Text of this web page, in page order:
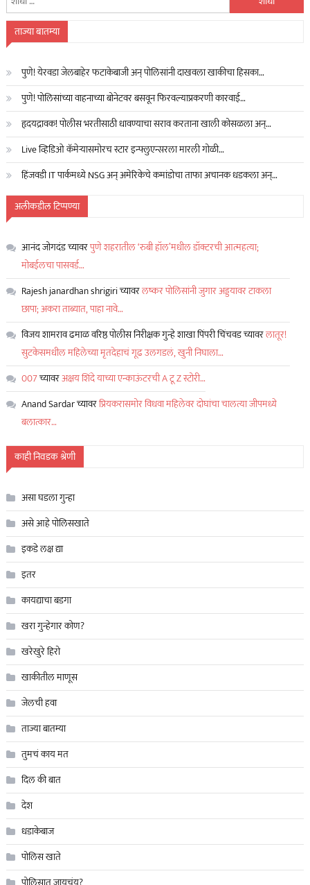
शोध
ताज्या बातम्या
पुणे! येरवडा जेलबाहेर फटाकेबाजी अन् पोलिसांनी दाखवला खाकीचा हिसका…
पुणे! पोलिसांच्या वाहनाच्या बोनेटवर बसवून फिरवल्याप्रकरणी कारवाई…
हृदयद्रावक! पोलीस भरतीसाठी धावण्याचा सराव करताना खाली कोसळला अन्…
Live व्हिडिओ कॅमेऱ्यासमोरच स्टार इन्फ्लुएन्सरला मारली गोळी…
हिंजवडी IT पार्कमध्ये NSG अन् अमेरिकेचे कमांडोचा ताफा अचानक धडकला अन्…
अलीकडील टिप्पण्या
आनंद जोगदंडच्यावरपुणे शहरातील ‘रुबी हॉल’मधील डॉक्टरची आत्महत्या;
मोबईलचा पासवर्ड…
Rajesh janardhan shrigiriच्यावरलष्कर पोलिसांनी जुगार अड्डयावर टाकला
छापा; अकरा ताब्यात, पाहा नावे…
विजय शामराव ढमाळ वरिष्ठ पोलीस निरीक्षक गुन्हे शाखा पिंपरी चिंचवडच्यावरलातूर!
सुटकेसमधील महिलेच्या मृतदेहाचं गूढ उलगडलं, खुनी निघाला…
007च्यावरअक्षय शिंदे याच्या एन्काऊंटरची A टू Z स्टोरी…
Anand Sardarच्यावरप्रियकरासमोर विधवा महिलेवर दोघांचा चालत्या जीपमध्ये
बलात्कार…
काही निवडक श्रेणी
असा घडला गुन्हा
असे आहे पोलिसखाते
इकडे लक्ष द्या
इतर
कायद्याचा बडगा
खरा गुन्हेगार कोण?
खरेखुरे हिरो
खाकीतील माणूस
जेलची हवा
ताज्या बातम्या
तुमचं काय मत
दिल की बात
देश
धडाकेबाज
पोलिस खाते